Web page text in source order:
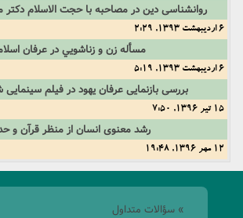
روانشناسی دین در مصاحبه با حجت الاسلام دکتر
6 اردیبهشت 1393, 2:29
مسأله زن و زناشويي در عرفان
6 اردیبهشت 1393, 5:19
بررسی بازنمایی عرفان یهود در فیلم سینمایی
15 تیر 1396, 7:50
رشد معنوی انسان از منظر قرآن و
12 مهر 1396, 19:48
» سؤالات متداول